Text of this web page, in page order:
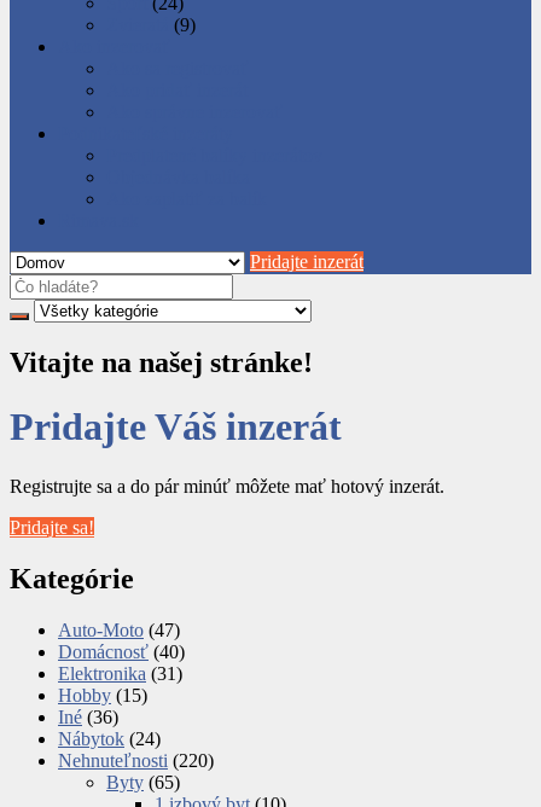
(9)
Pridajte inzerát
Vitajte na našej stránke!
Pridajte Váš inzerát
Registrujte sa a do pár minúť môžete mať hotový inzerát.
Pridajte sa!
Kategórie
Auto-Moto (47)
Domácnosť (40)
Elektronika (31)
Hobby (15)
Iné (36)
Nábytok (24)
Nehnuteľnosti (220)
Byty (65)